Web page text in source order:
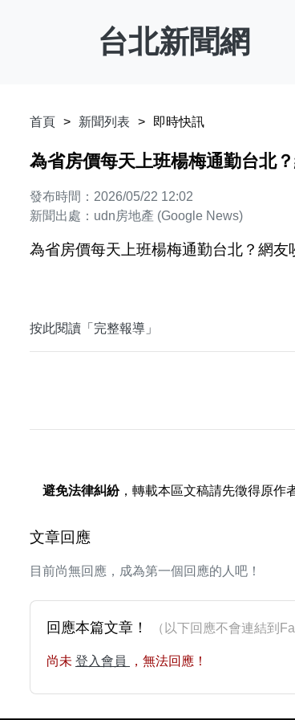
台北新聞網
首頁 新聞列表 即時快訊
為省房價每天上班楊梅通勤台北
發布時間：2026/05/22 12:02
新聞出處：udn房地產 (Google News)
為省房價每天上班楊梅通勤台北？網
按此閱讀「完整報導」
避免法律糾紛，轉載本區文稿請先徵得原作
文章回應
目前尚無回應，成為第一個回應的人吧！
回應本篇文章！ （以下回應不會連結到
尚未 登入會員 ，無法回應！